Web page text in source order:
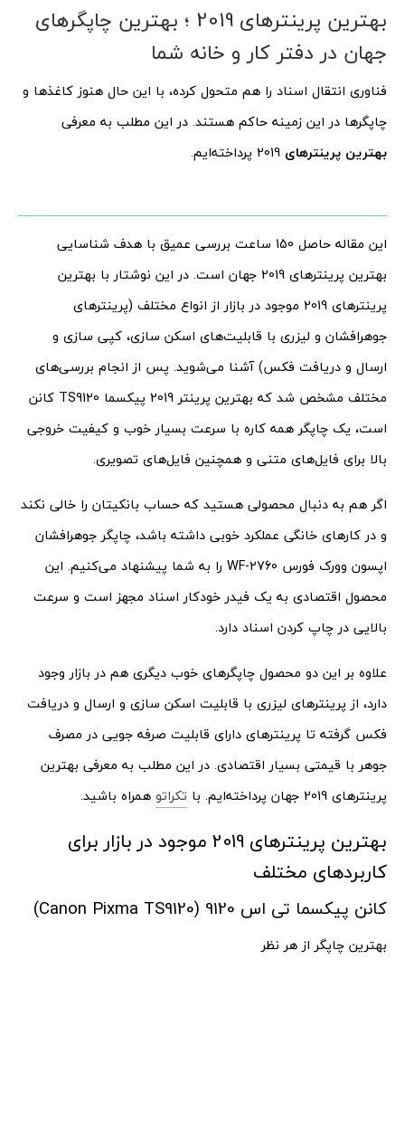
بهترین پرینترهای 2019 ؛ بهترین چاپگرهای
جهان در دفتر کار و خانه شما
فناوری انتقال اسناد را هم متحول کرده، با این حال هنوز کاغذها و
چاپگرها در این زمینه حاکم هستند. در این مطلب به معرفی
بهترین پرینترهای 2019 پرداخته‌ایم.
این مقاله حاصل 150 ساعت بررسی عمیق با هدف شناسایی
بهترین پرینترهای 2019 جهان است. در این نوشتار با بهترین
پرینترهای 2019 موجود در بازار از انواع مختلف (پرینترهای
جوهرافشان و لیزری با قابلیت‌های اسکن سازی، کپی سازی و
ارسال و دریافت فکس) آشنا می‌شوید. پس از انجام بررسی‌های
مختلف مشخص شد که بهترین پرینتر 2019 پیکسما TS9120 کانن
است، یک چاپگر همه کاره با سرعت بسیار خوب و کیفیت خروجی
بالا برای فایل‌های متنی و همچنین فایل‌های تصویری.
اگر هم به دنبال محصولی هستید که حساب بانکیتان را خالی نکند
و در کارهای خانگی عملکرد خوبی داشته باشد، چاپگر جوهرافشان
اپسون وورک فورس WF-2760 را به شما پیشنهاد می‌کنیم. این
محصول اقتصادی به یک فیدر خودکار اسناد مجهز است و سرعت
بالایی در چاپ کردن اسناد دارد.
علاوه بر این دو محصول چاپگرهای خوب دیگری هم در بازار وجود
دارد، از پرینترهای لیزری با قابلیت اسکن سازی و ارسال و دریافت
فکس گرفته تا پرینترهای دارای قابلیت صرفه جویی در مصرف
جوهر با قیمتی بسیار اقتصادی. در این مطلب به معرفی بهترین
پرینترهای 2019 جهان پرداخته‌ایم. با
تکراتو همراه باشید.
بهترین پرینترهای 2019 موجود در بازار برای
کاربردهای مختلف
کانن پیکسما تی اس 9120 (Canon Pixma TS9120)
بهترین چاپگر از هر نظر